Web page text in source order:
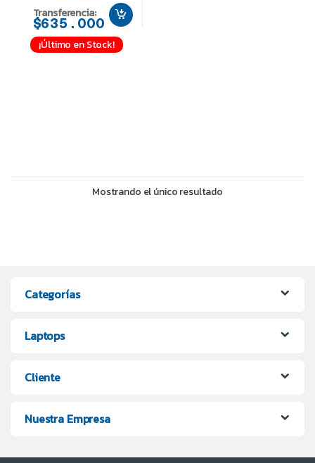
Transferencia:
$635.000
¡Último en Stock!
Mostrando el único resultado
Categorías
Laptops
Cliente
Nuestra Empresa